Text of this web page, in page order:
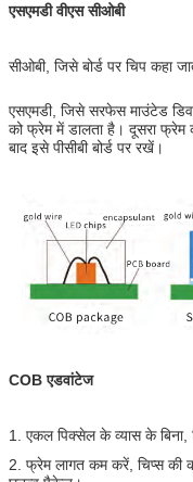
एसएमडी वीएस सीओबी
सीओबी, जिसे बोर्ड पर चिप कहा
एसएमडी, जिसे सरफेस माउंटेड
को फ्रेम में डालता है। दूसरा
बाद इसे पीसीबी बोर्ड पर रखें।
COB एडवांटेज
1. एकल पिक्सेल के व्यास के बिना,
2. फ्रेम लागत कम करें, चिप्स की